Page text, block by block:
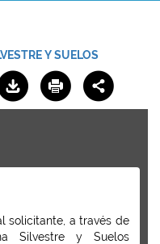
Y SUELOS
solicitante, a través de
Silvestre y Suelos